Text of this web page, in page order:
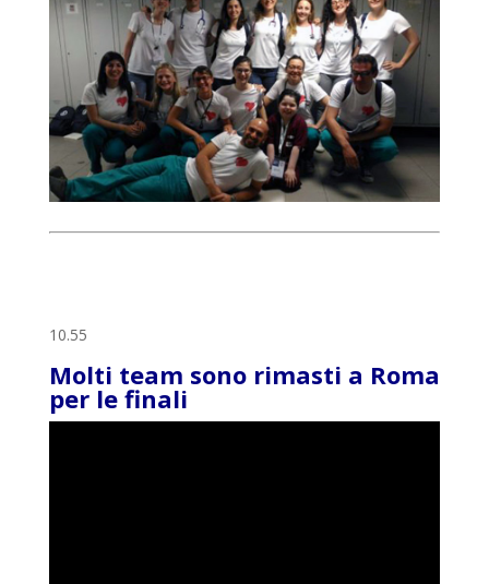
10.55
Molti team sono rimasti a Roma
per le finali